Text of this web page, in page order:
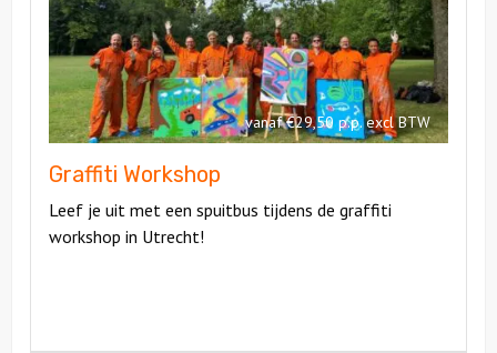
vanaf €29,50 p.p. excl BTW
Graffiti Workshop
Leef je uit met een spuitbus tijdens de graffiti
workshop in Utrecht!